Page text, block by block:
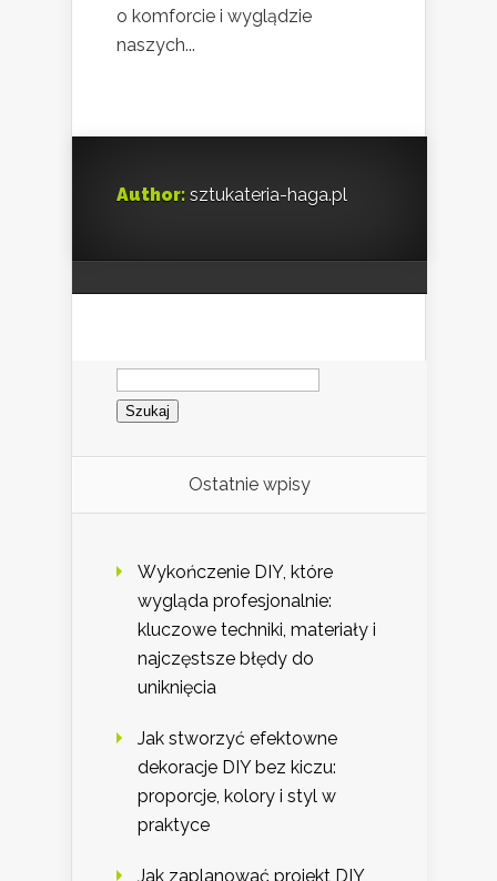
o komforcie i wyglądzie
naszych...
Author: sztukateria-haga.pl
Szukaj:
Ostatnie wpisy
Wykończenie DIY, które
wygląda profesjonalnie:
kluczowe techniki, materiały i
najczęstsze błędy do
uniknięcia
Jak stworzyć efektowne
dekoracje DIY bez kiczu:
proporcje, kolory i styl w
praktyce
Jak zaplanować projekt DIY,